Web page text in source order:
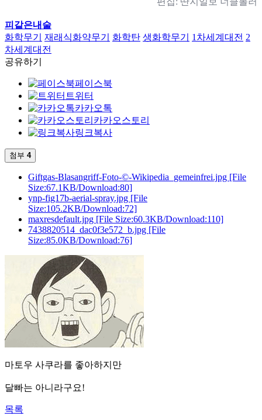
피같은내술
화학무기
재래식화약무기 화학탄 생화학무기 1차세계대전 2
차세계대전
공유하기
페이스북
트위터
카카오톡
카카오스토리
링크복사
첨부 4
Giftgas-Blasangriff-Foto-©-Wikipedia_gemeinfrei.jpg [File
Size:67.1KB/Download:80]
ynp-fig17b-aerial-spray.jpg [File
Size:105.2KB/Download:72]
maxresdefault.jpg [File Size:60.3KB/Download:110]
7438820514_dac0f3e572_b.jpg [File
Size:85.0KB/Download:76]
마토우 사쿠라를 좋아하지만
달빠는 아니라구요!
목록